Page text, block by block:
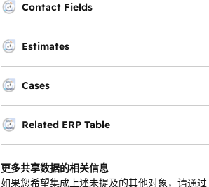
Contact Fields
Estimates
Cases
Related ERP Table
更多共享数据的相关信息
如果您希望集成上述未提及的其他对象，请通过